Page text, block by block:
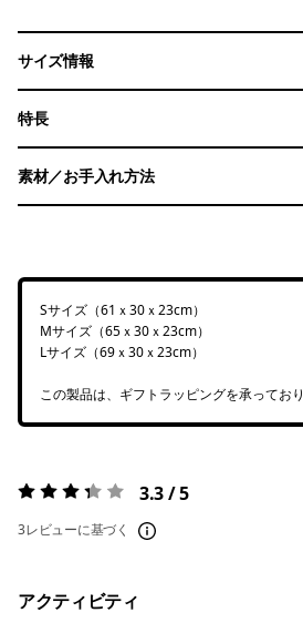
サイズ情報
特長
素材／お手入れ方法
Sサイズ（61ｘ30ｘ23cm）
Mサイズ（65ｘ30ｘ23cm）
Lサイズ（69ｘ30ｘ23cm）
この製品は、ギフトラッピングを承っており
評価:3.3 / 5 3.3 / 5
3レビューに基づく
アクティビティ